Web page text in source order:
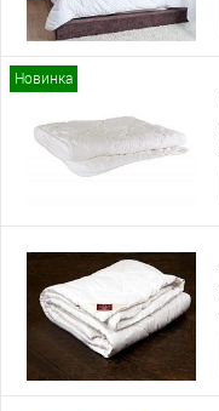
Новинка